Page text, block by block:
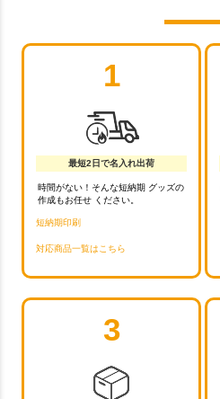
1
最短2日で名入れ出荷
時間がない！そんな短納期 グッズの
作成もお任せ ください。
短納期印刷
対応商品一覧はこちら
3